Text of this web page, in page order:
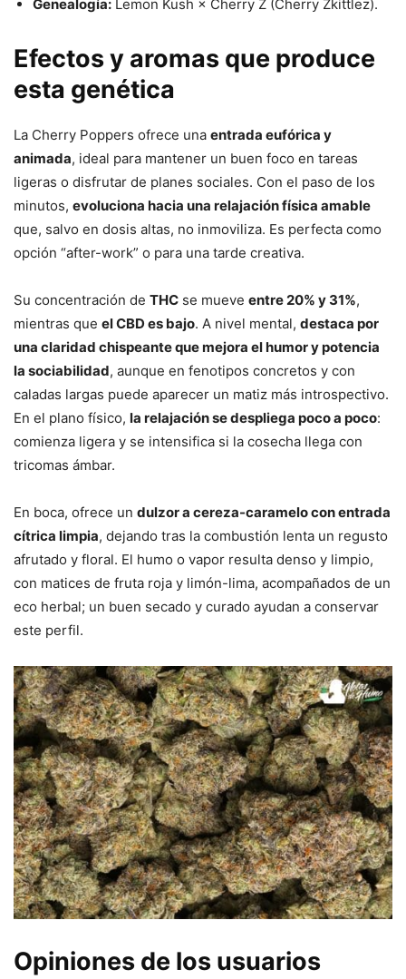
Genealogía: Lemon Kush × Cherry Z (Cherry Zkittlez).
Efectos y aromas que produce
esta genética
La Cherry Poppers ofrece una entrada eufórica y
animada, ideal para mantener un buen foco en tareas
ligeras o disfrutar de planes sociales. Con el paso de los
minutos, evoluciona hacia una relajación física amable
que, salvo en dosis altas, no inmoviliza. Es perfecta como
opción “after-work” o para una tarde creativa.
Su concentración de THC se mueve entre 20% y 31%,
mientras que el CBD es bajo. A nivel mental, destaca por
una claridad chispeante que mejora el humor y potencia
la sociabilidad, aunque en fenotipos concretos y con
caladas largas puede aparecer un matiz más introspectivo.
En el plano físico, la relajación se despliega poco a poco:
comienza ligera y se intensifica si la cosecha llega con
tricomas ámbar.
En boca, ofrece un dulzor a cereza-caramelo con entrada
cítrica limpia, dejando tras la combustión lenta un regusto
afrutado y floral. El humo o vapor resulta denso y limpio,
con matices de fruta roja y limón-lima, acompañados de un
eco herbal; un buen secado y curado ayudan a conservar
este perfil.
Opiniones de los usuarios